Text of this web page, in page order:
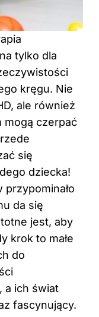
tylko dla
kręgu. Nie
ale również
mogą czerpać
się
dziecka!
da się
jest, aby
krok to małe
do
a ich świat
fascynujący.